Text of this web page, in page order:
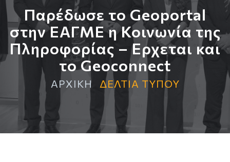
Παρέδωσε το Geoportal
στην ΕΑΓΜΕ η Κοινωνία της
Πληροφορίας – Ερχεται και
το Geoconnect
ΑΡΧΙΚΗ ΔΕΛΤΙΑ ΤΥΠΟΥ